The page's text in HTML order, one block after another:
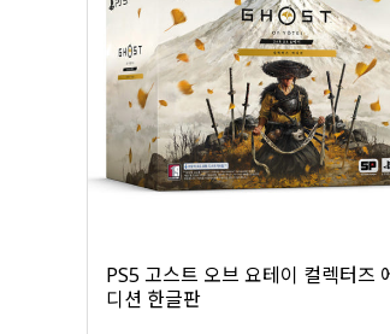
PS5 고스트 오브 요테이 컬렉터즈
디션 한글판